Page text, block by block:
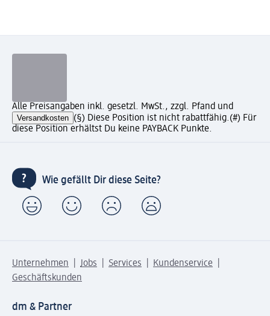
Alle Preisangaben inkl. gesetzl. MwSt., zzgl. Pfand und
Versandkosten (§) Diese Position ist nicht rabattfähig.(#) Für
diese Position erhältst Du keine PAYBACK Punkte.
Wie gefällt Dir diese Seite?
Unternehmen Jobs Services
Kundenservice
Geschäftskunden
dm & Partner